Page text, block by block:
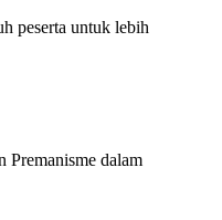
peserta untuk lebih
Premanisme dalam